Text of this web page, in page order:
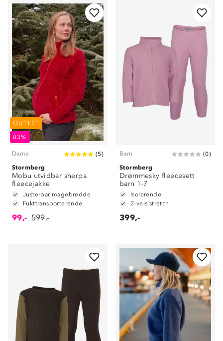
OUTLET
83%
Dame (5)
Stormberg
Mobu utvidbar sherpa
fleecejakke
Justerbar magebredde
Fukttransporterende
99,- 599,-
Barn (0)
Stormberg
Drømmesky fleecesett
barn 1-7
Isolerende
2-veis stretch
399,-